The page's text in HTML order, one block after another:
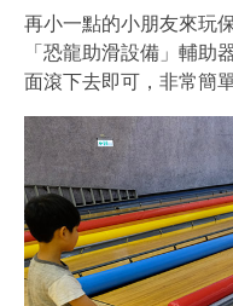
再小一點的小朋友來玩
「恐龍助滑設備」輔助
面滾下去即可，非常簡單